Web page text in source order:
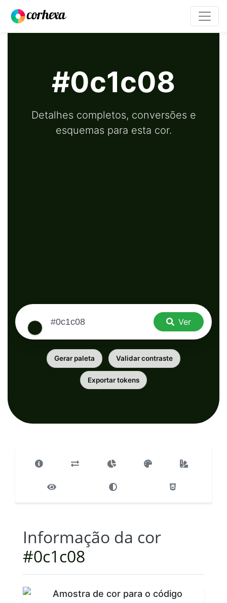
#0c1c08
Detalhes completos, conversões e
esquemas para esta cor.
Ver
Gerar paleta Validar contraste
Exportar tokens
Informação da cor
#0c1c08